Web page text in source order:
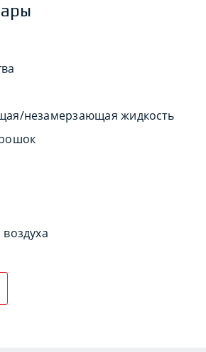
незамерзающая жидкость